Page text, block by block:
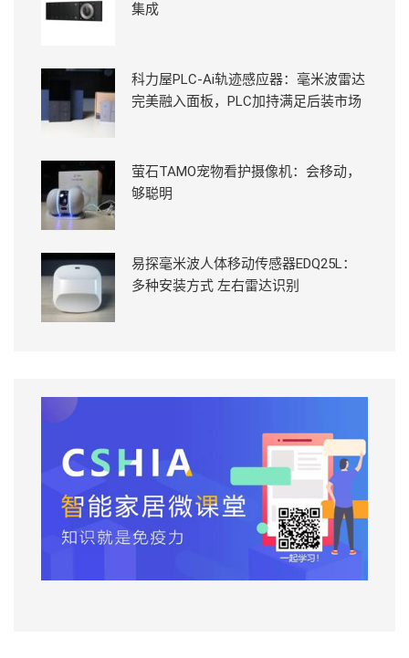
集成
科力屋PLC-Ai轨迹感应器：毫米波雷达
完美融入面板，PLC加持满足后装市场
萤石TAMO宠物看护摄像机：会移动，
够聪明
易探毫米波人体移动传感器EDQ25L：
多种安装方式 左右雷达识别